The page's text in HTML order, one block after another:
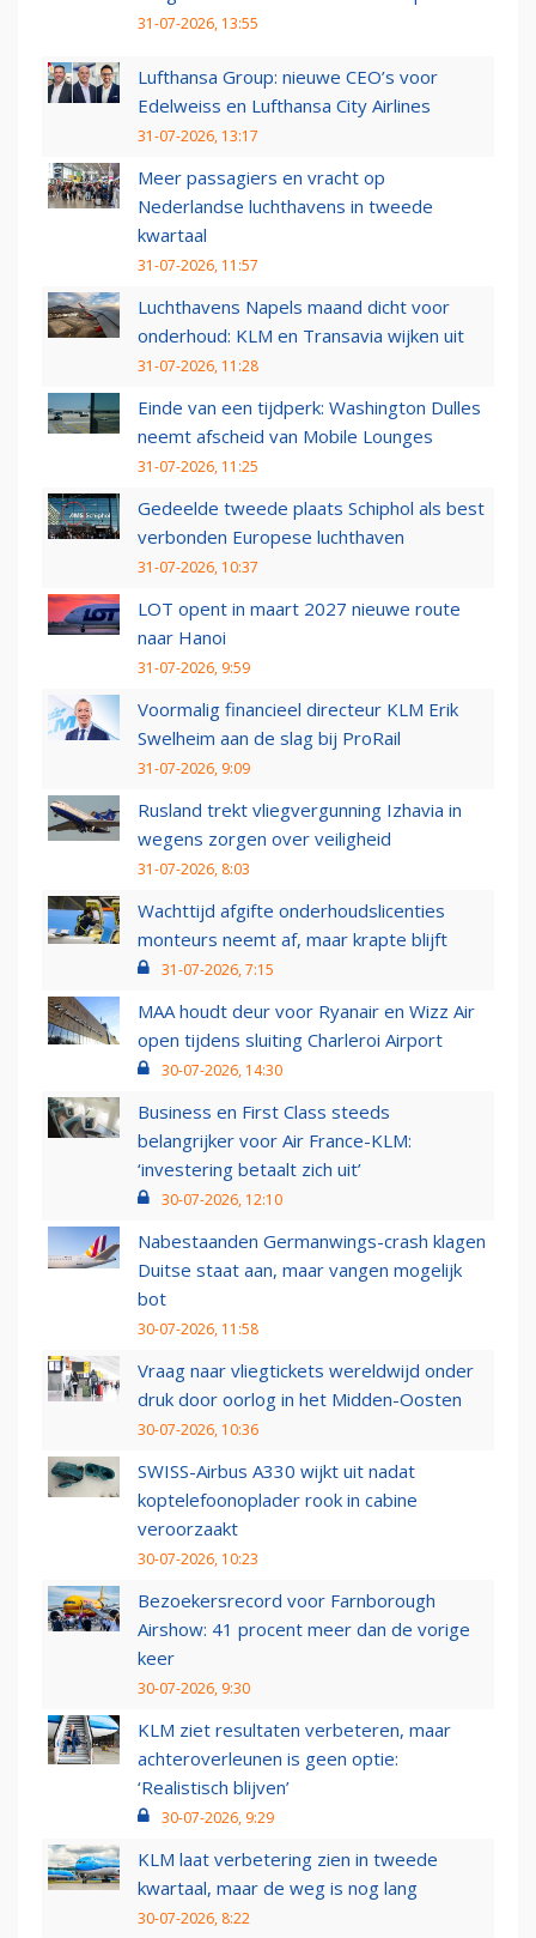
31-07-2026, 13:55
Lufthansa Group: nieuwe CEO’s voor
Edelweiss en Lufthansa City Airlines
31-07-2026, 13:17
Meer passagiers en vracht op
Nederlandse luchthavens in tweede
kwartaal
31-07-2026, 11:57
Luchthavens Napels maand dicht voor
onderhoud: KLM en Transavia wijken uit
31-07-2026, 11:28
Einde van een tijdperk: Washington Dulles
neemt afscheid van Mobile Lounges
31-07-2026, 11:25
Gedeelde tweede plaats Schiphol als best
verbonden Europese luchthaven
31-07-2026, 10:37
LOT opent in maart 2027 nieuwe route
naar Hanoi
31-07-2026, 9:59
Voormalig financieel directeur KLM Erik
Swelheim aan de slag bij ProRail
31-07-2026, 9:09
Rusland trekt vliegvergunning Izhavia in
wegens zorgen over veiligheid
31-07-2026, 8:03
Wachttijd afgifte onderhoudslicenties
monteurs neemt af, maar krapte blijft
31-07-2026, 7:15
MAA houdt deur voor Ryanair en Wizz Air
open tijdens sluiting Charleroi Airport
30-07-2026, 14:30
Business en First Class steeds
belangrijker voor Air France-KLM:
‘investering betaalt zich uit’
30-07-2026, 12:10
Nabestaanden Germanwings-crash klagen
Duitse staat aan, maar vangen mogelijk
bot
30-07-2026, 11:58
Vraag naar vliegtickets wereldwijd onder
druk door oorlog in het Midden-Oosten
30-07-2026, 10:36
SWISS-Airbus A330 wijkt uit nadat
koptelefoonoplader rook in cabine
veroorzaakt
30-07-2026, 10:23
Bezoekersrecord voor Farnborough
Airshow: 41 procent meer dan de vorige
keer
30-07-2026, 9:30
KLM ziet resultaten verbeteren, maar
achteroverleunen is geen optie:
‘Realistisch blijven’
30-07-2026, 9:29
KLM laat verbetering zien in tweede
kwartaal, maar de weg is nog lang
30-07-2026, 8:22